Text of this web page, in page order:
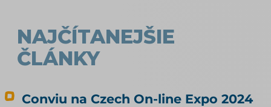
NAJČÍTANEJŠIE
ČLÁNKY
Conviu na Czech On-line Expo 2024